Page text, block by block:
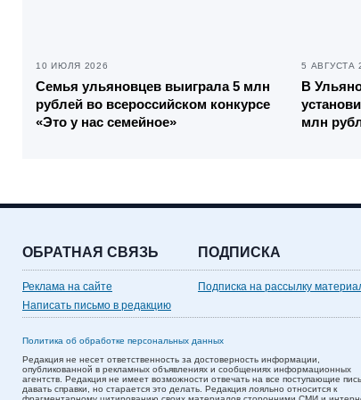
10 ИЮЛЯ 2026
Семья ульяновцев выиграла 5 млн
рублей во всероссийском конкурсе
«Это у нас семейное»
5 АВГУСТА
В
млн
ОБРАТНАЯ СВЯЗЬ
Реклама на сайте
Написать письмо в редакцию
ПОДПИСКА
Подписка на рассылку
Политика об обработке персональных данных
Редакция не несет ответственность за достоверность информации,
опубликованной в рекламных объявлениях и сообщениях информационных
агентств. Редакция не имеет возможности отвечать на все поступающие
давать справки, но старается это делать. Редакция лояльно относится к